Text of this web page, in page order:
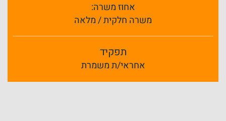
אחוז משרה:
משרה חלקית / מלאה
תפקיד
אחראי/ת משמרת